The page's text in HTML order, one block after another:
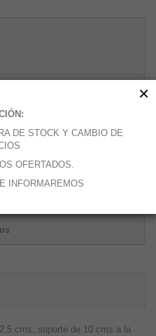
cms, soporte de 10 cms a la
DE STOCK Y CAMBIO DE
OFERTADOS.
INFORMAREMOS
×